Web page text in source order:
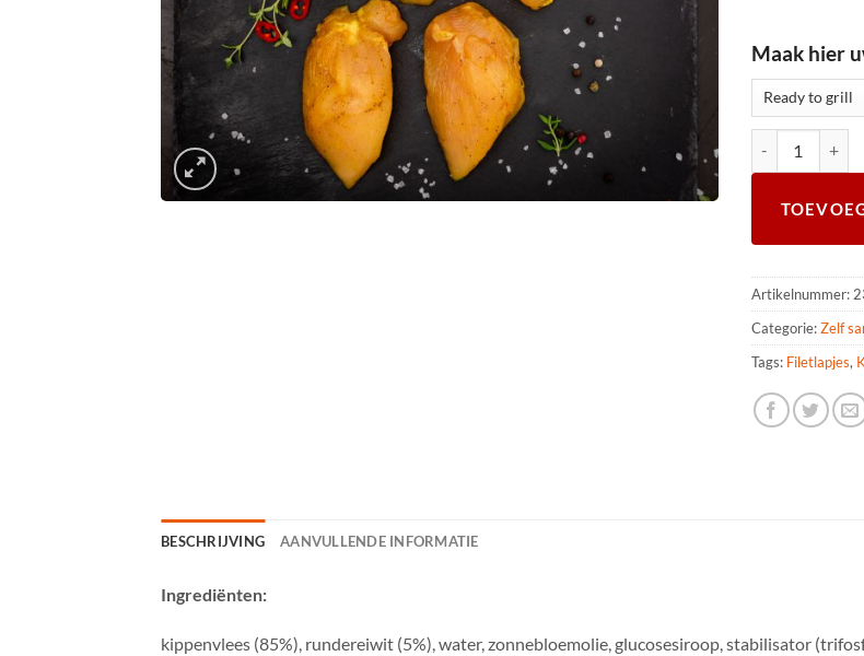
Maak hier
Artikelnummer:
Categorie:Zelf
Tags: Filetlapjes,
BESCHRIJVING AANVULLENDE INFORMATIE
Ingrediënten:
kippenvlees (85%), rundereiwit (5%), water, zonnebloemolie, glucosesiroop, stabilisator